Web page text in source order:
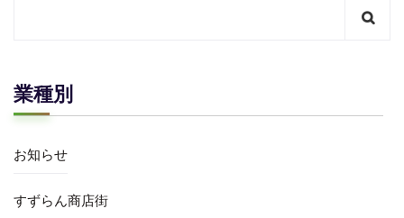
業種別
お知らせ
すずらん商店街